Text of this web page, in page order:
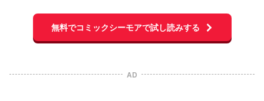
無料でコミックシーモアで試し読みする
AD